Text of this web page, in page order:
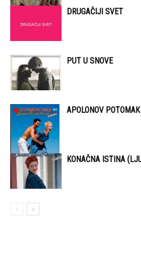
DRUGAČIJI SVET
PUT U SNOVE
APOLONOV POTOMAK
KONAČNA ISTINA